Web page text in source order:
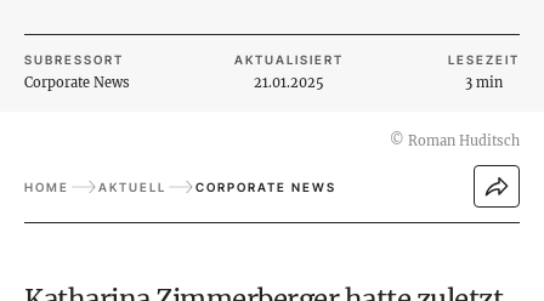
SUBRESSORT
Corporate News
AKTUALISIERT
21.01.2025
LESEZEIT
3 min
© Roman Huditsch
HOME AKTUELL CORPORATE NEWS